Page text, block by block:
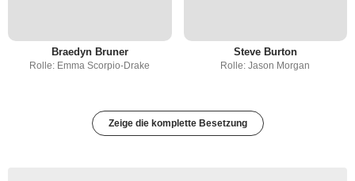
Braedyn Bruner
Rolle: Emma Scorpio-Drake
Steve Burton
Rolle: Jason Morgan
Zeige die komplette Besetzung